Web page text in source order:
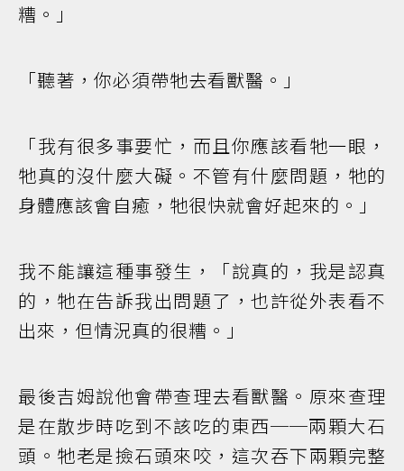
糟。」
「聽著，你必須帶牠去看獸醫。」
「我有很多事要忙，而且你應該看牠一眼，
牠真的沒什麼大礙。不管有什麼問題，牠的
身體應該會自癒，牠很快就會好起來的。」
我不能讓這種事發生，「說真的，我是認真
的，牠在告訴我出問題了，也許從外表看不
出來，但情況真的很糟。」
最後吉姆說他會帶查理去看獸醫。原來查理
是在散步時吃到不該吃的東西──兩顆大石
頭。牠老是撿石頭來咬，這次吞下兩顆完整